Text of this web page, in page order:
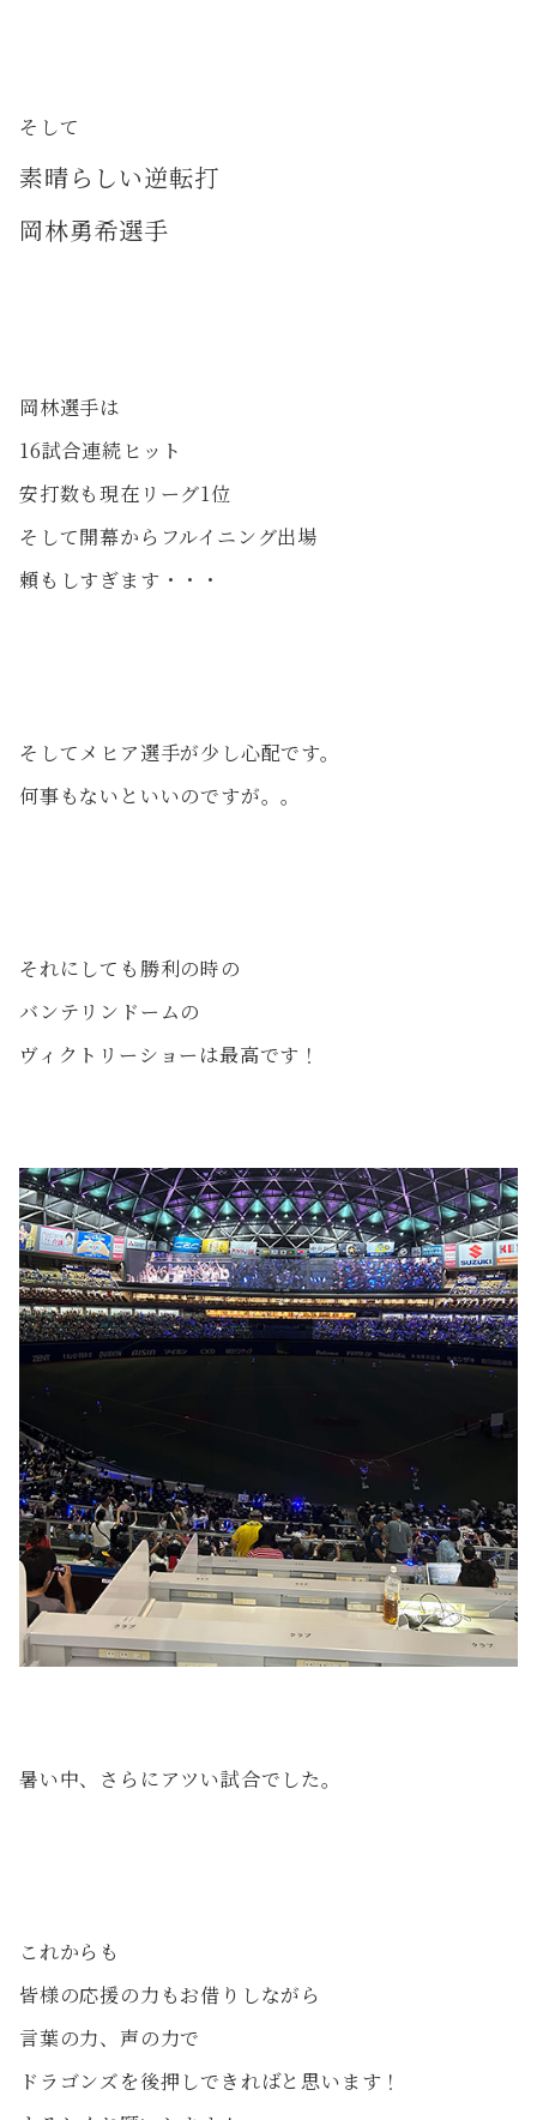
そして
素晴らしい逆転打
岡林勇希選手
岡林選手は
16試合連続ヒット
安打数も現在リーグ1位
そして開幕からフルイニング出場
頼もしすぎます・・・
そしてメヒア選手が少し心配です。
何事もないといいのですが。。
それにしても勝利の時の
バンテリンドームの
ヴィクトリーショーは最高です！
暑い中、さらにアツい試合でした。
これからも
皆様の応援の力もお借りしながら
言葉の力、声の力で
ドラゴンズを後押しできればと思います！